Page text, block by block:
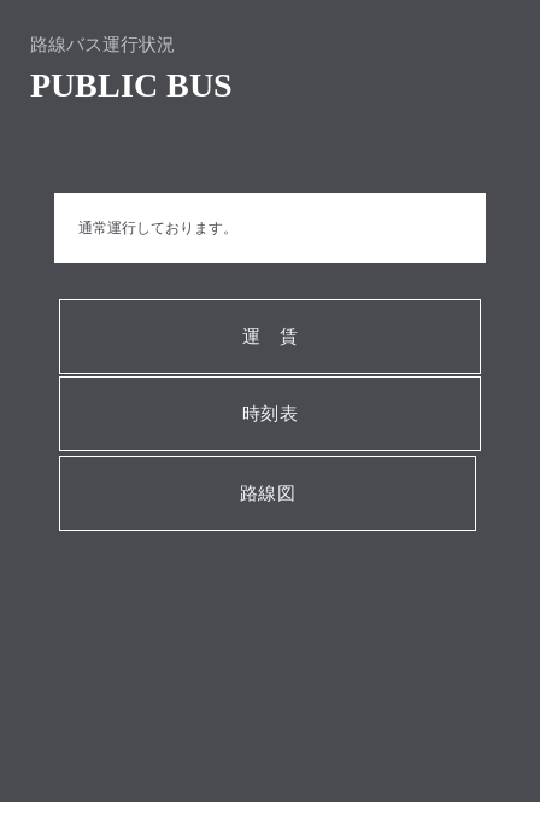
路線バス運行状況
PUBLIC BUS
通常運行しております。
運 賃
時刻表
路線図